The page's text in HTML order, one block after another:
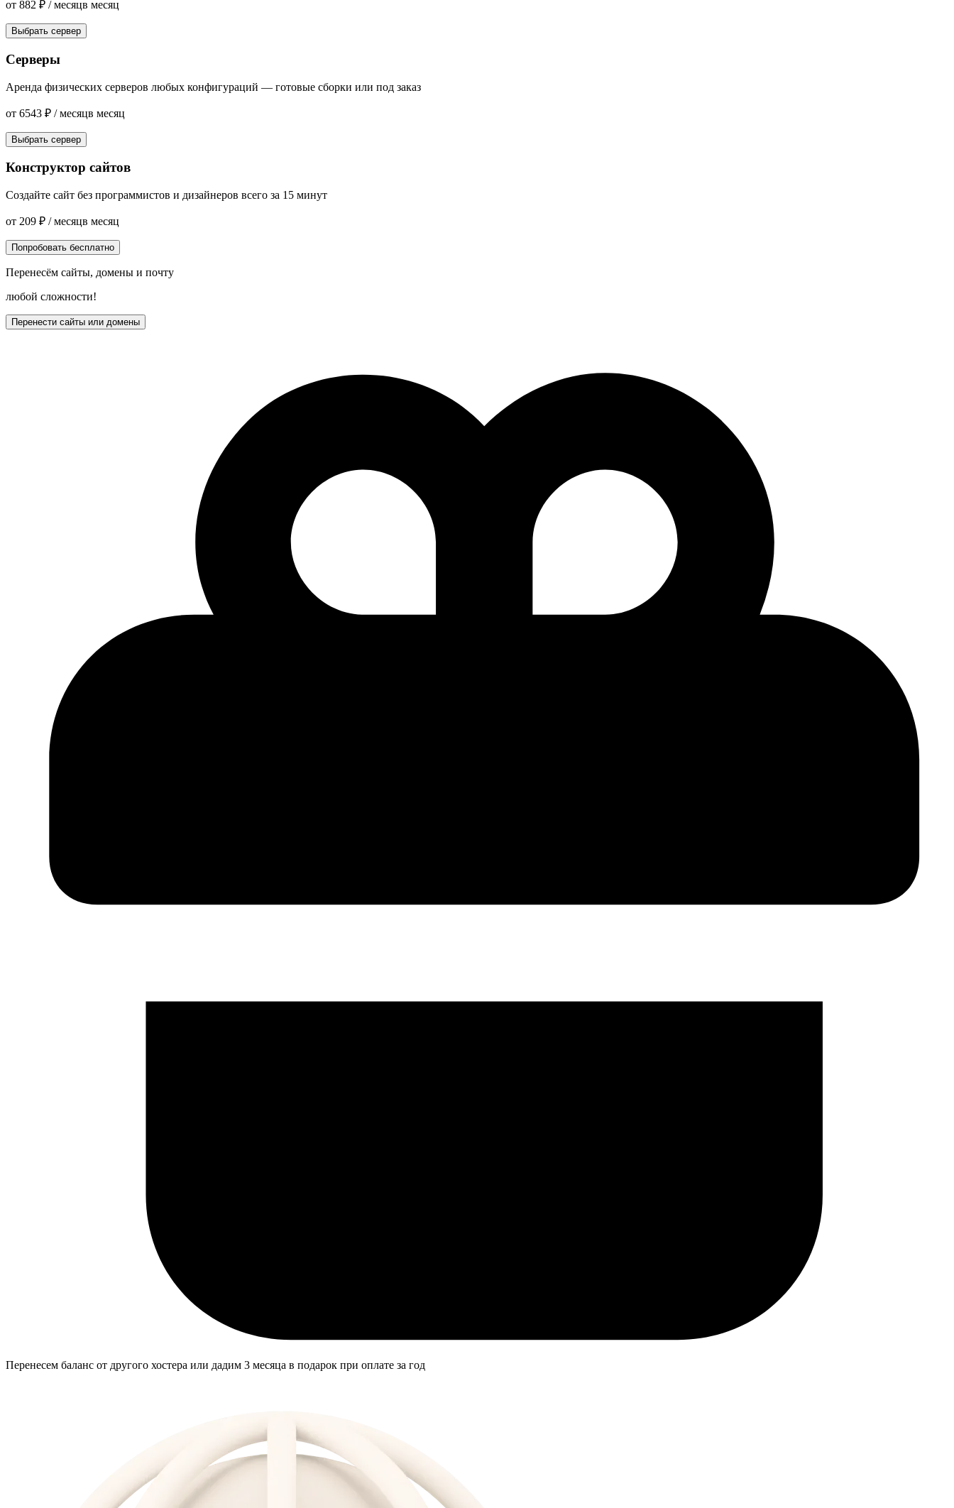
от 882 ₽ / месяцв месяц
Выбрать сервер
Серверы
Аренда физических серверов любых конфигураций — готовые сборки или под заказ
от 6543 ₽ / месяцв месяц
Выбрать сервер
Конструктор сайтов
Создайте сайт без программистов и дизайнеров всего за 15 минут
от 209 ₽ / месяцв месяц
Попробовать бесплатно
Перенесём сайты, домены и почту
любой сложности!
Перенести сайты или домены
Перенесем баланс от другого хостера или дадим 3 месяца в подарок при оплате за год